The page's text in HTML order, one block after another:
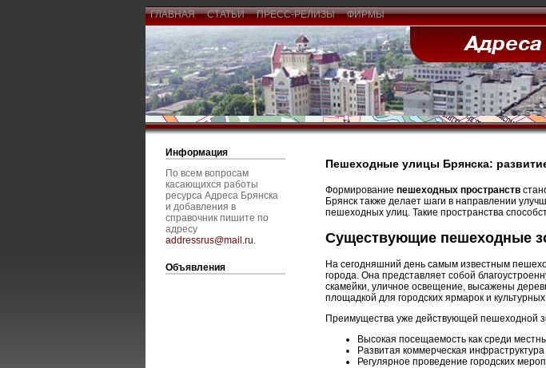
ГЛАВНАЯ СТАТЬИ ПРЕСС-РЕЛИЗЫ ФИРМЫ
Информация
По всем вопросам
касающихся работы
ресурса Адреса Брянска
и добавления в
справочник пишите по
адресу
addressrus@mail.ru.
Объявления
Пешеходные улицы Брянска:
Формирование пешеходных пространств
Брянск также делает шаги в направлении
пешеходных улиц. Такие пространства
Существующие пешеходные
На сегодняшний день самым известным
города. Она представляет собой
скамейки, уличное освещение, высажены
площадкой для городских ярмарок и
Преимущества уже действующей пешеходной
Высокая посещаемость как среди
Развитая коммерческая
Регулярное проведение городских